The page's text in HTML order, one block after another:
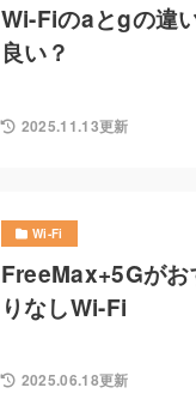
Wi-Fiのaとgの違
良い？
2025.11.13更新
Wi-Fi
FreeMax+5Gが
りなしWi-Fi
2025.06.18更新